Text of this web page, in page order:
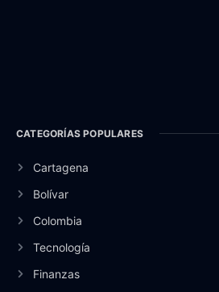
CATEGORÍAS POPULARES
Cartagena
Bolívar
Colombia
Tecnología
Finanzas